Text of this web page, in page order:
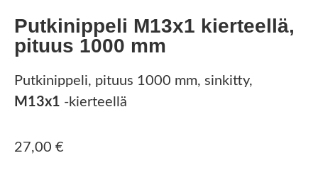
Putkinippeli M13x1 kierteellä,
pituus 1000 mm
Putkinippeli, pituus 1000 mm, sinkitty,
M13x1 -kierteellä
27,00 €